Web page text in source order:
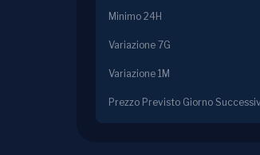
Minimo 24H
Variazione 7G
Variazione 1M
Prezzo Previsto Giorno